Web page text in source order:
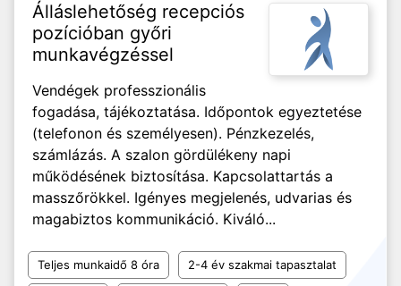
Álláslehetőség recepciós
pozícióban győri
munkavégzéssel
Vendégek professzionális
fogadása, tájékoztatása. Időpontok egyeztetése
(telefonon és személyesen). Pénzkezelés,
számlázás. A szalon gördülékeny napi
működésének biztosítása. Kapcsolattartás a
masszőrökkel. Igényes megjelenés, udvarias és
magabiztos kommunikáció. Kiváló...
Teljes munkaidő 8 óra 2-4 év szakmai tapasztalat